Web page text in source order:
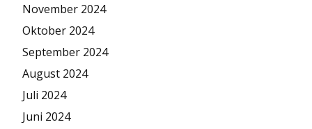
November 2024
Oktober 2024
September 2024
August 2024
Juli 2024
Juni 2024